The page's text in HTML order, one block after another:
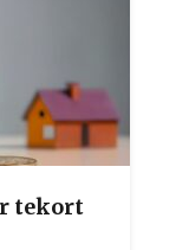
tekort